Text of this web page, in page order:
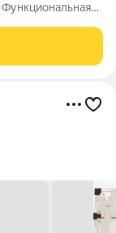
Tамбуp нa 4